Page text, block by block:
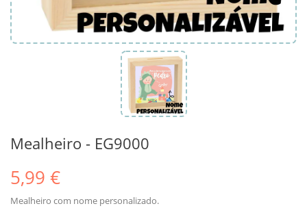
Mealheiro - EG9000
5,99 €
Mealheiro com nome personalizado.